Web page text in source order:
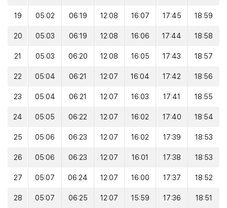
19 05:02 06:19 12:08 16:07 17:45 18:59
20 05:03 06:19 12:08 16:06 17:44 18:58
21 05:03 06:20 12:08 16:05 17:43 18:57
22 05:04 06:21 12:07 16:04 17:42 18:56
23 05:04 06:21 12:07 16:03 17:41 18:55
24 05:05 06:22 12:07 16:02 17:40 18:54
25 05:06 06:23 12:07 16:02 17:39 18:53
26 05:06 06:23 12:07 16:01 17:38 18:53
27 05:07 06:24 12:07 16:00 17:37 18:52
28 05:07 06:25 12:07 15:59 17:36 18:51